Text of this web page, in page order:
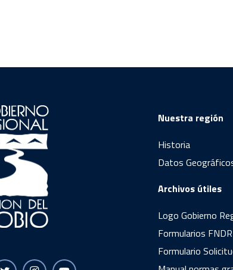
Nuestra región
Historia
Datos
Archivos útiles
Logo Gobierno
Formularios FNDR
Formulario